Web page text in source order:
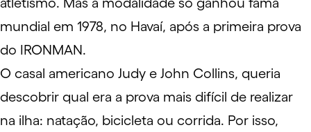
mundial em 1978, no Havaí, após a primeira prova
do IRONMAN.
O casal americano Judy e John Collins, queria
descobrir qual era a prova mais difícil de realizar
na ilha: natação, bicicleta ou corrida. Por isso,